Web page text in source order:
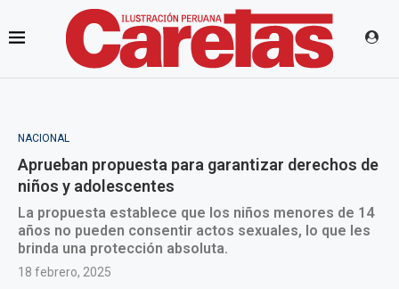
NACIONAL
Aprueban propuesta para garantizar derechos de
niños y adolescentes
La propuesta establece que los niños menores de 14
años no pueden consentir actos sexuales, lo que les
brinda una protección absoluta.
18 febrero, 2025